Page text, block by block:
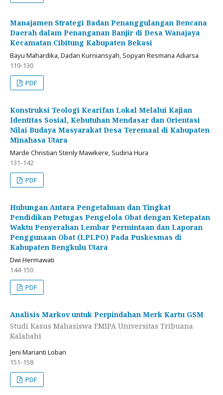
Manajamen Strategi Badan Penanggulangan Bencana
Daerah dalam Penanganan Banjir di Desa Wanajaya
Kecamatan Cibitung Kabupaten Bekasi
Bayu Mahardika, Dadan Kurniansyah, Sopyan Resmana Adiarsa
119-130
PDF
Konstruksi Teologi Kearifan Lokal Melalui Kajian
Identitas Sosial, Kebutuhan Mendasar dan Orientasi
Nilai Budaya Masyarakat Desa Teremaal di Kabupaten
Minahasa Utara
Marde Christian Stenly Mawikere, Sudiria Hura
131-142
PDF
Hubungan Antara Pengetahuan dan Tingkat
Pendidikan Petugas Pengelola Obat dengan Ketepatan
Waktu Penyerahan Lembar Permintaan dan Laporan
Penggunaan Obat (LPLPO) Pada Puskesmas di
Kabupaten Bengkulu Utara
Dwi Hermawati
144-150
PDF
Analisis Markov untuk Perpindahan Merk Kartu GSM
Studi Kasus Mahasiswa FMIPA Universitas Tribuana
Kalabahi
Jeni Marianti Loban
151-158
PDF